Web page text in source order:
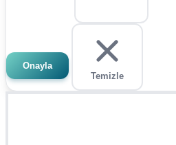
Onayla
Temizle